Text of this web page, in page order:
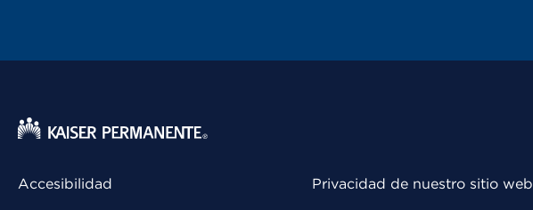
Accesibilidad Privacidad de nuestro sitio web